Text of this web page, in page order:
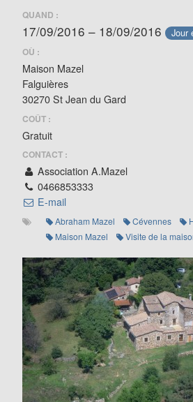
QUAND :
17/09/2016 – 18/09/2016 Jour
OÙ :
Maison Mazel
Falguières
30270 St Jean du Gard
COÛT :
Gratuit
CONTACT :
Association A.Mazel
0466853333
E-mail
Abraham Mazel Cévennes
Maison Mazel
Visite de la